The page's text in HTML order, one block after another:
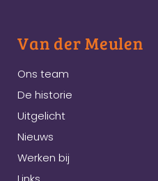
Van der Meulen
Ons team
De historie
Uitgelicht
Nieuws
Werken bij